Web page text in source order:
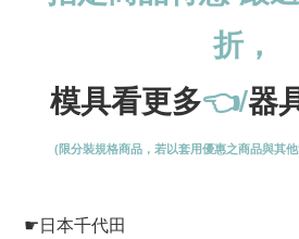
折，
模具看更多👈/器
(限分裝規格商品，若以套用優惠之商品與其
☛日本千代田